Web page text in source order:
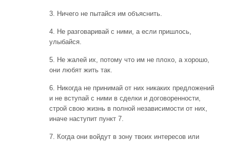
3. Ничего не пытайся им объяснить.
4. Не разговаривай с ними, а если пришлось,
улыбайся.
5. Не жалей их, потому что им не плохо, а хорошо,
они любят жить так.
6. Никогда не принимай от них никаких предложений
и не вступай с ними в сделки и договоренности,
строй свою жизнь в полной независимости от них,
иначе наступит пункт 7.
7. Когда они войдут в зону твоих интересов или